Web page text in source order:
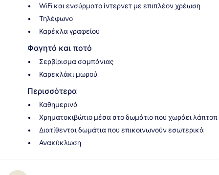
WiFi και ενσύρματο ίντερνετ με επιπλέον χρέωση
Τηλέφωνο
Καρέκλα γραφείου
Φαγητό και ποτό
Σερβίρισμα σαμπάνιας
Καρεκλάκι μωρού
Περισσότερα
Καθημερινά
Χρηματοκιβώτιο μέσα στο δωμάτιο που χωράει λάπτοπ
Διατίθενται δωμάτια που επικοινωνούν εσωτερικά
Ανακύκλωση